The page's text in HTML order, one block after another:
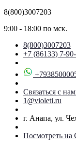
8(800)3007203
9:00 - 18:00 по мск.
8(800)3007203
+7 (86133) 7-
Связаться с
1@violeti.ru
г. Анапа, ул.
Посмотреть на